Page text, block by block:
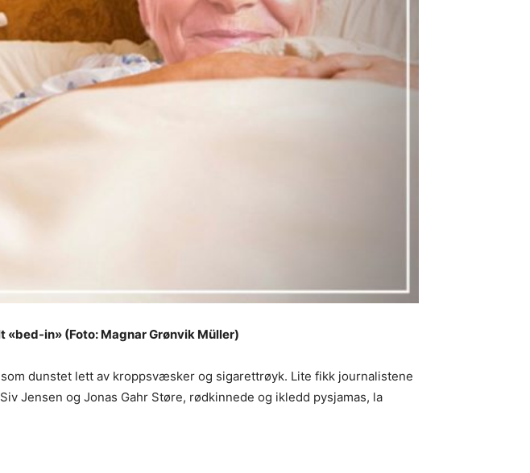
in» (Foto: Magnar Grønvik Müller)
dunstet lett av kroppsvæsker og sigarettrøyk. Lite fikk journalistene
Jensen og Jonas Gahr Støre, rødkinnede og ikledd pysjamas, la